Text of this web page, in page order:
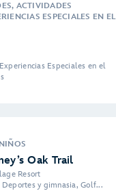
ACTIVIDADES
ESPECIALES EN EL
Especiales en el
Oak Trail
Resort
y gimnasia, Golf...